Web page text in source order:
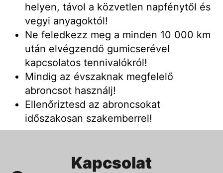
helyen, távol a közvetlen napfénytől és
vegyi anyagoktól!
Ne feledkezz meg a minden 10 000 km
után elvégzendő gumicserével
kapcsolatos tennivalókról!
Mindig az évszaknak megfelelő
abroncsot használj!
Ellenőriztesd az abroncsokat
időszakosan szakemberrel!
Kapcsolat